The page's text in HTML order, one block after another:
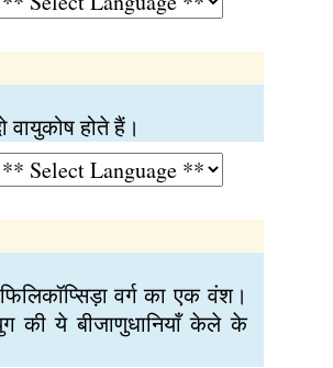
वायुकोष होते हैं।
वर्ग का एक वंश।
युग की ये बीजाणुधानियाँ केले के